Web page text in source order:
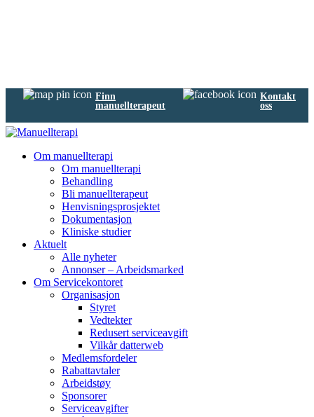
Finn
manuellterapeut
Kontakt
oss
Om manuellterapi
Om manuellterapi
Behandling
Bli manuellterapeut
Henvisningsprosjektet
Dokumentasjon
Kliniske studier
Aktuelt
Alle nyheter
Annonser – Arbeidsmarked
Om Servicekontoret
Organisasjon
Styret
Vedtekter
Redusert serviceavgift
Vilkår datterweb
Medlemsfordeler
Rabattavtaler
Arbeidstøy
Sponsorer
Serviceavgifter